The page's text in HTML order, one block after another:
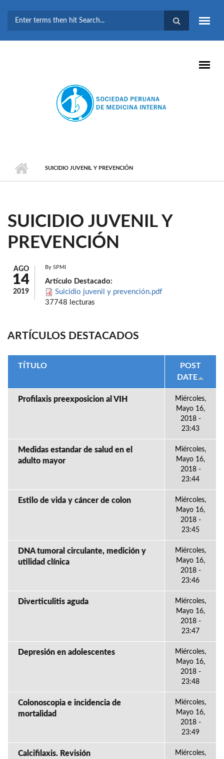
BÚSQUEDA
SUICIDIO JUVENIL Y PREVENCIÓN
SUICIDIO JUVENIL Y
PREVENCIÓN
AGO
14
2019
By SPMI
Artículo Destacado:
Suicidio juvenil y prevención.pdf
37748 lecturas
ARTÍCULOS DESTACADOS
TÍTULO
POST
DATE
Profilaxis preexposicion al VIH
Miércoles,
Mayo 16,
2018 -
23:43
Medidas estandar de salud en el
adulto mayor
Miércoles,
Mayo 16,
2018 -
23:44
Estilo de vida y cáncer de colon
Miércoles,
Mayo 16,
2018 -
23:45
DNA tumoral circulante, medición y
utilidad clínica
Miércoles,
Mayo 16,
2018 -
23:46
Diverticulitis aguda
Miércoles,
Mayo 16,
2018 -
23:47
Depresión en adolescentes
Miércoles,
Mayo 16,
2018 -
23:48
Colonoscopia e incidencia de
mortalidad
Miércoles,
Mayo 16,
2018 -
23:49
Calcifilaxis. Revisión
Miércoles,